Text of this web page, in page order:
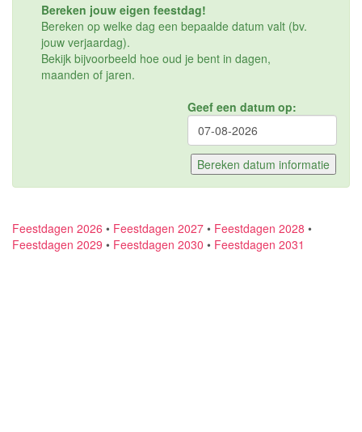
Bereken jouw eigen feestdag!
Bereken op welke dag een bepaalde datum valt (bv.
jouw verjaardag).
Bekijk bijvoorbeeld hoe oud je bent in dagen,
maanden of jaren.
Geef een datum op:
Feestdagen 2026 • Feestdagen 2027 • Feestdagen 2028 •
Feestdagen 2029 • Feestdagen 2030 • Feestdagen 2031